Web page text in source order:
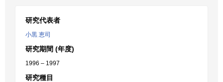
研究代表者
小黒 恵司
研究期間 (年度)
1996 – 1997
研究種目